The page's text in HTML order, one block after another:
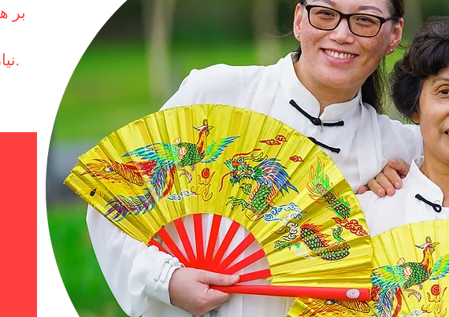
نیازهای منحصربه‌فرد جامعه طراحی شده است و تضمین می‌کند که همه می‌توانند با هم رشد کنند.